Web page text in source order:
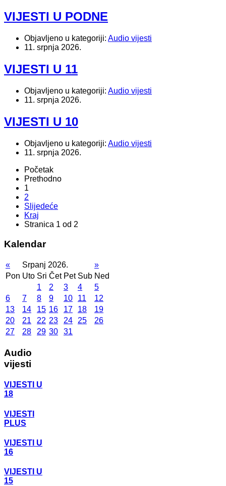
VIJESTI U PODNE
Objavljeno u kategoriji: Audio vijesti
11. srpnja 2026.
VIJESTI U 11
Objavljeno u kategoriji: Audio vijesti
11. srpnja 2026.
VIJESTI U 10
Objavljeno u kategoriji: Audio vijesti
11. srpnja 2026.
Početak
Prethodno
1
2
Slijedeće
Kraj
Stranica 1 od 2
Kalendar
« Srpanj 2026.
»
Pon Uto Sri Čet Pet Sub Ned
1
2 3 4
5
6
7 8 9 10 11
12
13
14 15 16 17 18
19
20
21 22 23 24 25
26
27
28 29 30 31
Audio
vijesti
VIJESTI U
18
VIJESTI
PLUS
VIJESTI U
16
VIJESTI U
15